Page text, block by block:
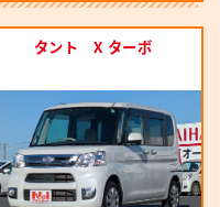
タント X ターボ